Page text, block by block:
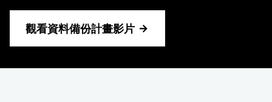
觀看資料備份計畫影片